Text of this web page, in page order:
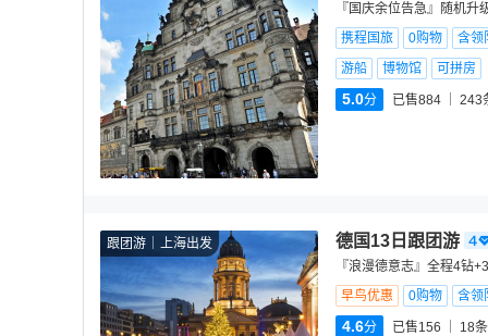
『国庆余位告急』随机
携程国旅
0购物
含领
游船
博物馆 可拼房
5.0分 已售884 243
跟团游 上海出发 德国13日跟团游
『浪漫德意志』全程4钻
早鸟优惠
0购物 含领
4.6分 已售156 18